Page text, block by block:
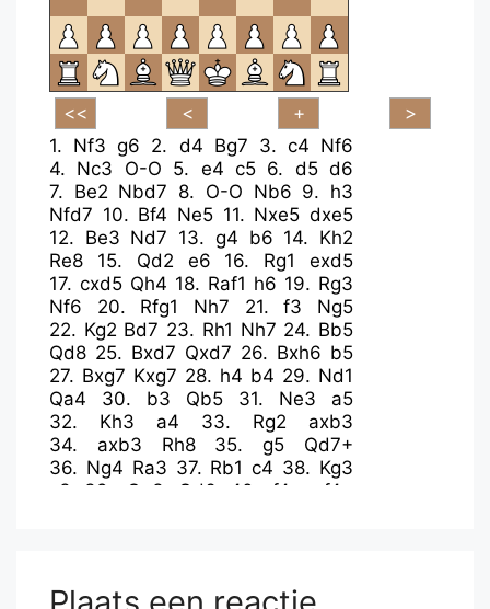
1. Nf3 g6 2. d4 Bg7 3. c4 Nf6
4. Nc3 O-O 5. e4 c5 6. d5 d6
7. Be2 Nbd7 8. O-O Nb6 9. h3
Nfd7 10. Bf4 Ne5 11. Nxe5 dxe5
12. Be3 Nd7 13. g4 b6 14. Kh2
Re8
15. Qd2 e6 16. Rg1
exd5
17. cxd5 Qh4 18. Raf1 h6 19. Rg3
Nf6
20. Rfg1 Nh7 21.f3
Ng5
22. Kg2 Bd7 23. Rh1 Nh7 24. Bb5
Qd8 25. Bxd7 Qxd7 26. Bxh6 b5
27. Bxg7 Kxg7 28. h4 b4 29. Nd1
Qa4
30. b3 Qb5 31. Ne3
a5
32. Kh3 a4 33. Rg2
axb3
34. axb3 Rh8 35.g5
Qd7+
36. Ng4 Ra3 37. Rb1 c4 38. Kg3
c3
39. Qe3 Qd6 40. f4
exf4+